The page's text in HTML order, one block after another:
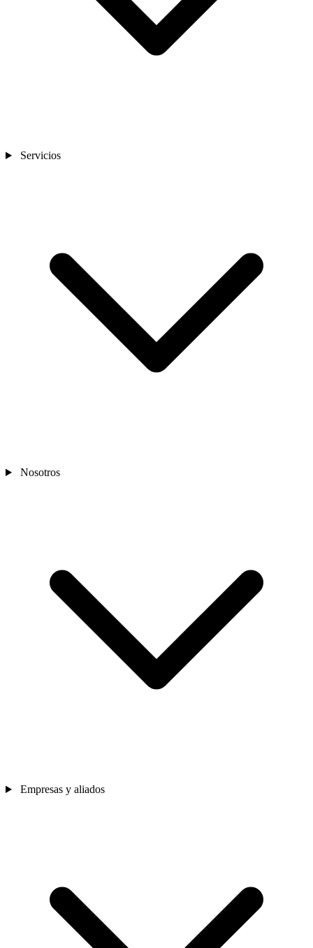
Servicios
Nosotros
Empresas y aliados